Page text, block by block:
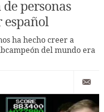
personas
español
ha hecho creer a
del mundo era